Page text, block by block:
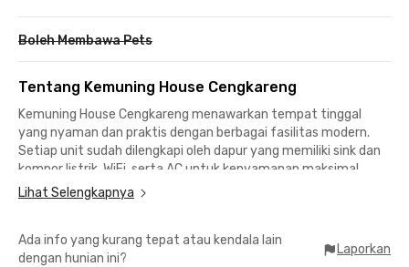
Boleh Membawa Pets
Tentang Kemuning House Cengkareng
Kemuning House Cengkareng menawarkan tempat tinggal
yang nyaman dan praktis dengan berbagai fasilitas modern.
Setiap unit sudah dilengkapi oleh dapur yang memiliki sink dan
kompor listrik, WiFi, serta AC untuk kenyamanan maksimal.
Selain itu, tersedia juga kamar mandi dalam dengan water
heater, sehingga penghuni dapat menikmati air hangat kapan
motor semakin melengkapi kenyamanan hunian ini.
Lihat Selengkapnya
Ada info yang kurang tepat atau kendala lain
dengan hunian ini?
Laporkan